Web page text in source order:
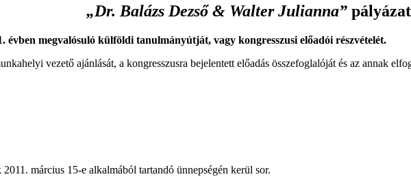
„Dr. Balázs Dezső & Walter Julianna”
évben megvalósuló külföldi tanulmányútját, vagy kongresszusi előadói részvételét.
vezető ajánlását, a kongresszusra bejelentett előadás összefoglalóját és az annak
március 15-e alkalmából tartandó ünnepségén kerül sor.